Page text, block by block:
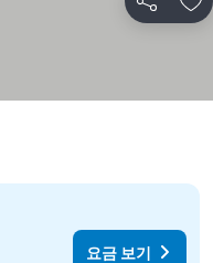
공유 즐
요금 보기